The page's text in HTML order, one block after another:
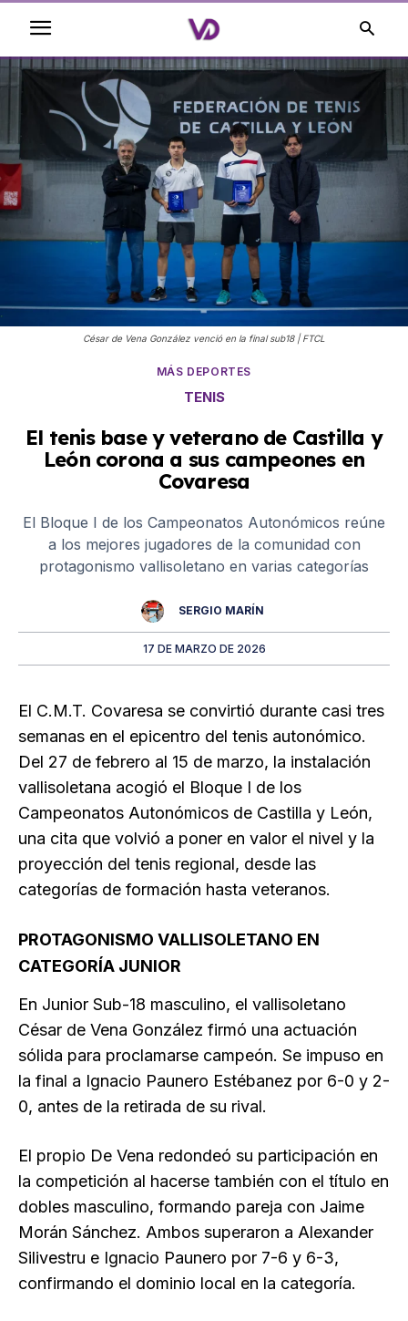
César de Vena González venció en la final sub18 | FTCL
MÁS DEPORTES
TENIS
El tenis base y veterano de Castilla y
León corona a sus campeones en
Covaresa
El Bloque I de los Campeonatos Autonómicos reúne
a los mejores jugadores de la comunidad con
protagonismo vallisoletano en varias categorías
SERGIO MARÍN
17 DE MARZO DE 2026
El C.M.T. Covaresa se convirtió durante casi tres
semanas en el epicentro del tenis autonómico.
Del 27 de febrero al 15 de marzo, la instalación
vallisoletana acogió el Bloque I de los
Campeonatos Autonómicos de Castilla y León,
una cita que volvió a poner en valor el nivel y la
proyección del tenis regional, desde las
categorías de formación hasta veteranos.
PROTAGONISMO VALLISOLETANO EN
CATEGORÍA JUNIOR
En Junior Sub-18 masculino, el vallisoletano
César de Vena González firmó una actuación
sólida para proclamarse campeón. Se impuso en
la final a Ignacio Paunero Estébanez por 6-0 y 2-
0, antes de la retirada de su rival.
El propio De Vena redondeó su participación en
la competición al hacerse también con el título en
dobles masculino, formando pareja con Jaime
Morán Sánchez. Ambos superaron a Alexander
Silivestru e Ignacio Paunero por 7-6 y 6-3,
confirmando el dominio local en la categoría.